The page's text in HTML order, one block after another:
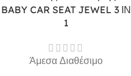
BABY CAR SEAT JEWEL 3 ΙΝ
1
Άμεσα Διαθέσιμο